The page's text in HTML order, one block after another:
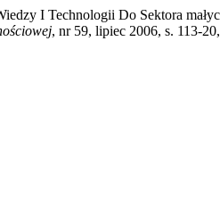
I Technologii Do Sektora
, nr 59, lipiec 2006, s. 113-